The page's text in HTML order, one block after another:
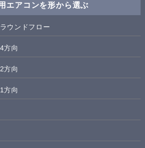
エアコンを形から選ぶ
ウンドフロー
方向
方向
方向